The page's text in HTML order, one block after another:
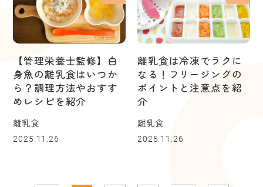
【管理栄養士監修】白
身魚の離乳食はいつか
ら？調理方法やおすす
めレシピを紹介
離乳食
2025.11.26
離乳食は冷凍でラクに
なる！フリージングの
ポイントと注意点を紹
介
離乳食
2025.11.26